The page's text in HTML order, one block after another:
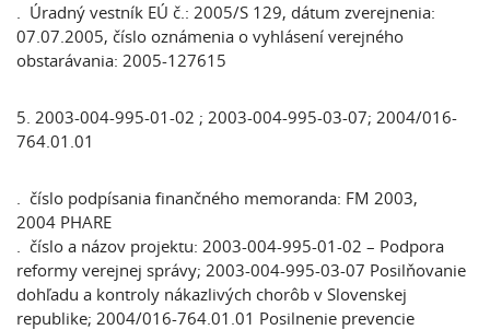
. Úradný vestník EÚ č.: 2005/S 129, dátum zverejnenia:
07.07.2005, číslo oznámenia o vyhlásení verejného
obstarávania: 2005-127615
5. 2003-004-995-01-02 ; 2003-004-995-03-07; 2004/016-
764.01.01
. číslo podpísania finančného memoranda: FM 2003,
2004 PHARE
. číslo a názov projektu: 2003-004-995-01-02 – Podpora
reformy verejnej správy; 2003-004-995-03-07 Posilňovanie
dohľadu a kontroly nákazlivých chorôb v Slovenskej
republike; 2004/016-764.01.01 Posilnenie prevencie